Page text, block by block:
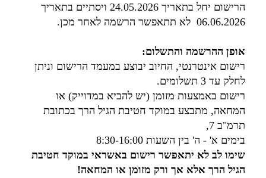
הרישום יחל בתאריך 24.05.2026 ויסתיים בתאריך
06.06.2026 לא תתאפשר הרשמה לאחר מכן.
אופן ההרשמה והתשלום:
רישום אינטרנטי, החיוב יבוצע במעמד הרישום וניתן
לחלק עד 3 תשלומים.
רישום באמצעות מזומן (יש להביא במדוייק) או
המחאה, מתבצע במוקד חטיבת הגיל הרך בכתובת
תרמ"ב 7,
בימים א' - ה' בין השעות 8:30-16:00
שימו לב לא יתאפשר רישום באשראי במוקד חטיבת
הגיל הרך אלא אך ורק מזומן או המחאה!